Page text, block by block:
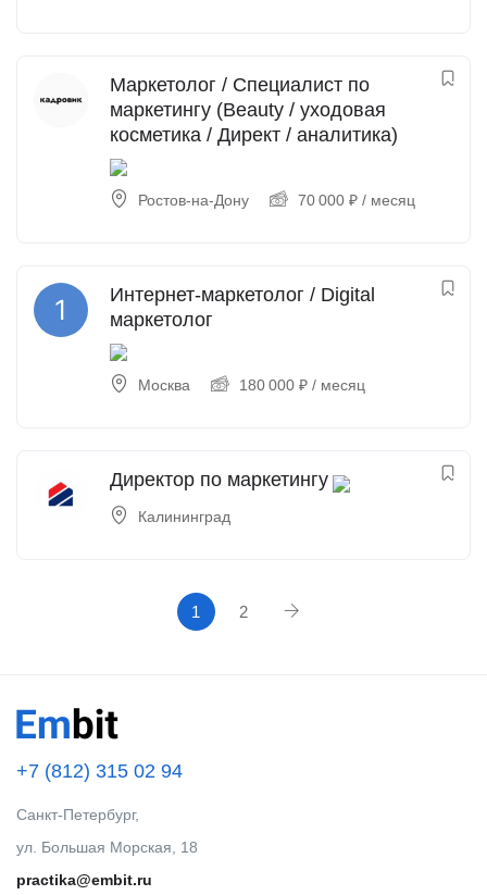
Маркетолог / Специалист по
маркетингу (Beauty / уходовая
косметика / Директ / аналитика)
Ростов-на-Дону 70 000 ₽ / месяц
Интернет-маркетолог / Digital
маркетолог
Москва 180 000 ₽ / месяц
Директор по маркетингу
Калининград
1 2
+7 (812) 315 02 94
Санкт-Петербург,
ул. Большая Морская, 18
practika@embit.ru